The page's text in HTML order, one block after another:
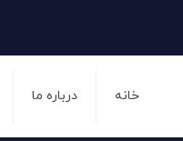
خانه درباره ما